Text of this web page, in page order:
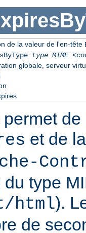
de la valeur de l'en-tête
type MIME
globale, serveur
et de
type
html).
de